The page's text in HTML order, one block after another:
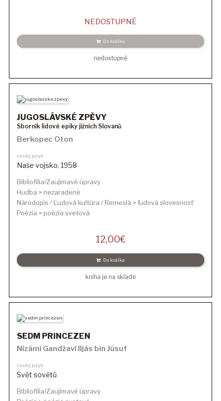
NEDOSTUPNÉ
Do košíka
nedostupné
JUGOSLÁVSKÉ ZPĚVY
Sborník lidové epiky jižních Slovanů
Berkopec Oton
český jazyk
Naše vojsko, 1958
Bibliofília/Zaujímavé úpravy
Hudba > nezaradené
Národopis / Ľudová kultúra / Remeslá > ľudová slovesnosť
Poézia > poézia svetová
12,00€
Do košíka
kniha je na sklade
SEDM PRINCEZEN
Nizámí Gandžaví Iljás bin Júsuf
český jazyk
Svět sovětů
Bibliofília/Zaujímavé úpravy